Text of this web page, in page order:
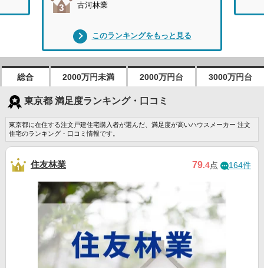
古河林業
このランキングをもっと見る
総合 2000万円未満 2000万円台 3000万円台
東京都 満足度ランキング・口コミ
東京都に在住する注文戸建住宅購入者が選んだ、満足度が高いハウスメーカー 注文
住宅のランキング・口コミ情報です。
住友林業 79.4点 164件